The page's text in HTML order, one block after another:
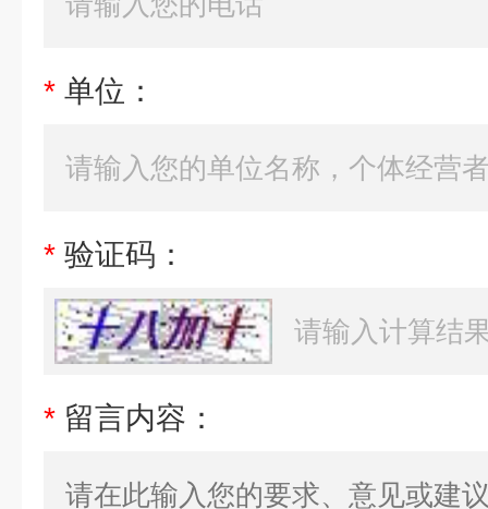
* 单位：
* 验证码：
* 留言内容：